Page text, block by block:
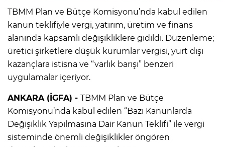
TBMM Plan ve Bütçe Komisyonu’nda kabul edilen
kanun teklifiyle vergi, yatırım, üretim ve finans
alanında kapsamlı değişikliklere gidildi. Düzenleme;
üretici şirketlere düşük kurumlar vergisi, yurt dışı
kazançlara istisna ve “varlık barışı” benzeri
uygulamalar içeriyor.
ANKARA (İGFA) - TBMM Plan ve Bütçe
Komisyonu’nda kabul edilen “Bazı Kanunlarda
Değişiklik Yapılmasına Dair Kanun Teklifi” ile vergi
sisteminde önemli değişiklikler öngören